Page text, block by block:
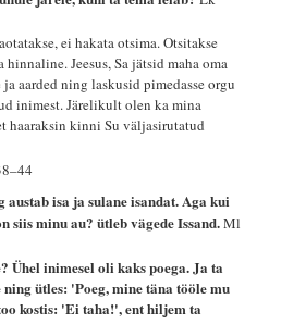
ei hakata otsima. Otsitakse
hinnaline. Jeesus, Sa jätsid maha oma
aarded ning laskusid pimedasse orgu
inimest. Järelikult olen ka mina
haaraksin kinni Su väljasirutatud
austab isa ja sulane isandat. Aga kui
siis minu au? ütleb vägede Issand.Ml
Ühel inimesel oli kaks poega. Ja ta
ning ütles: 'Poeg, mine täna tööle mu
kostis: 'Ei taha!', ent hiljem ta